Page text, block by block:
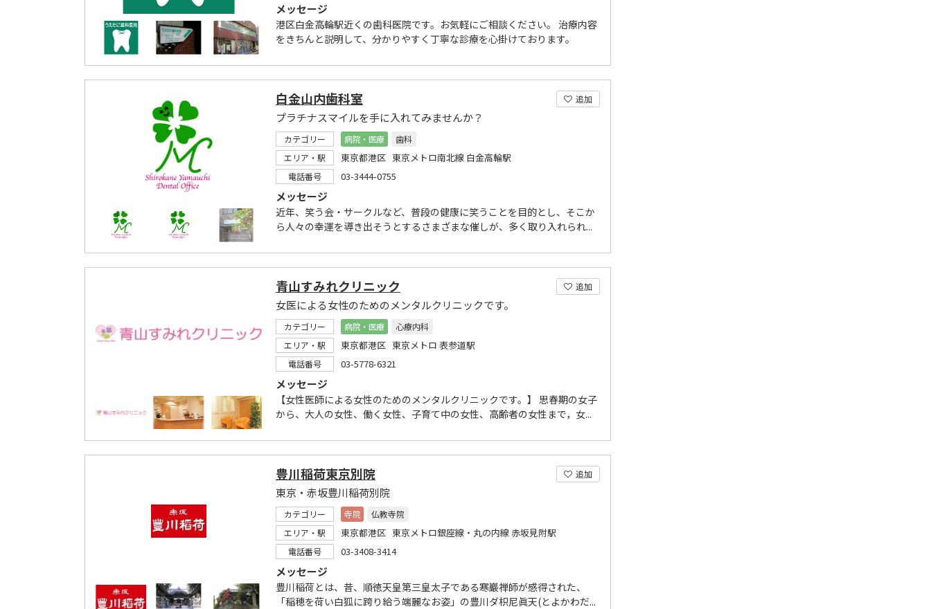
メッセージ
港区白金高輪駅近くの歯科医院です。お気軽にご相談ください。 治療内容
をきちんと説明して、分かりやすく丁寧な診療を心掛けております。
追加
白金山内歯科室
プラチナスマイルを手に入れてみませんか？
カテゴリー 病院・医療
歯科
エリア・駅
東京都港区 東京メトロ南北線 白金高輪駅
電話番号 03-3444-0755
メッセージ
近年、笑う会・サークルなど、普段の健康に笑うことを目的とし、そこか
ら人々の幸運を導き出そうとするさまざまな催しが、多く取り入れられ...
追加
青山すみれクリニック
女医による女性のためのメンタルクリニックです。
カテゴリー 病院・医療
心療内科
エリア・駅
東京都港区 東京メトロ 表参道駅
電話番号 03-5778-6321
メッセージ
【女性医師による女性のためのメンタルクリニックです。】 思春期の女子
から、大人の女性、働く女性、子育て中の女性、高齢者の女性まで，女...
追加
豊川稲荷東京別院
東京・赤坂豊川稲荷別院
カテゴリー 寺院
仏教寺院
エリア・駅
東京都港区 東京メトロ銀座線・丸の内線 赤坂見附駅
電話番号 03-3408-3414
メッセージ
豊川稲荷とは、昔、順徳天皇第三皇太子である寒巖禅師が感得された、
「稲穂を荷い白狐に跨り給う端麗なお姿」の豊川ダ枳尼眞天(とよかわだ...